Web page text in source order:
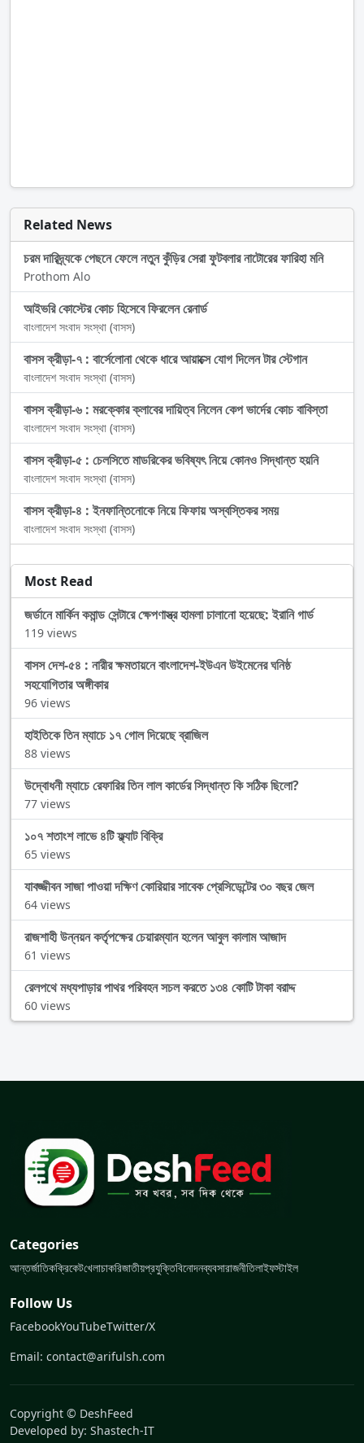
Related News
চরম দারিদ্র্যকে পেছনে ফেলে নতুন কুঁড়ির সেরা ফুটবলার নাটোরের ফারিহা মনি
Prothom Alo
আইভরি কোস্টের কোচ হিসেবে ফিরলেন রেনার্ড
বাংলাদেশ সংবাদ সংস্থা (বাসস)
বাসস ক্রীড়া-৭ : বার্সেলোনা থেকে ধারে আয়াক্সে যোগ দিলেন টার স্টেগান
বাংলাদেশ সংবাদ সংস্থা (বাসস)
বাসস ক্রীড়া-৬ : মরক্কোর ক্লাবের দায়িত্ব নিলেন কেপ ভার্দের কোচ বাবিস্তা
বাংলাদেশ সংবাদ সংস্থা (বাসস)
বাসস ক্রীড়া-৫ : চেলসিতে মাডরিকের ভবিষ্যৎ নিয়ে কোনও সিদ্ধান্ত হয়নি
বাংলাদেশ সংবাদ সংস্থা (বাসস)
বাসস ক্রীড়া-৪ : ইনফান্তিনোকে নিয়ে ফিফায় অস্বস্তিকর সময়
বাংলাদেশ সংবাদ সংস্থা (বাসস)
Most Read
জর্ডানে মার্কিন কমান্ড সেন্টারে ক্ষেপণাস্ত্র হামলা চালানো হয়েছে: ইরানি গার্ড
119 views
বাসস দেশ-৫৪ : নারীর ক্ষমতায়নে বাংলাদেশ-ইউএন উইমেনের ঘনিষ্ঠ
সহযোগিতার অঙ্গীকার
96 views
হাইতিকে তিন ম্যাচে ১৭ গোল দিয়েছে ব্রাজিল
88 views
উদ্বোধনী ম্যাচে রেফারির তিন লাল কার্ডের সিদ্ধান্ত কি সঠিক ছিলো?
77 views
১০৭ শতাংশ লাভে ৪টি ফ্ল্যাট বিক্রি
65 views
যাবজ্জীবন সাজা পাওয়া দক্ষিণ কোরিয়ার সাবেক প্রেসিডেন্টের ৩০ বছর জেল
64 views
রাজশাহী উন্নয়ন কর্তৃপক্ষের চেয়ারম্যান হলেন আবুল কালাম আজাদ
61 views
রেলপথে মধ্যপাড়ার পাথর পরিবহন সচল করতে ১৩৪ কোটি টাকা বরাদ্দ
60 views
Categories
আন্তর্জাতিকক্রিকেটখেলাচাকরিজাতীয়প্রযুক্তিবিনোদনব্যবসারাজনীতিলাইফস্টাইল
Follow Us
FacebookYouTubeTwitter/X
Email: contact@arifulsh.com
Copyright © DeshFeed
Developed by: Shastech-IT